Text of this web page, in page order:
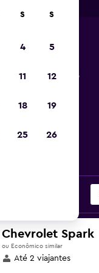
carros
populares –
Chevrolet Spark
ou Econômico similar
Até 2 viajantes
S S
4 5
11 12
18 19
25 26